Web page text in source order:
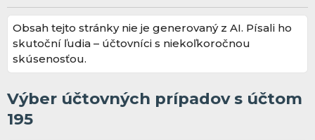
Obsah tejto stránky nie je generovaný z AI. Písali ho
skutoční ľudia – účtovníci s niekoľkoročnou
skúsenosťou.
Výber účtovných prípadov s účtom
195